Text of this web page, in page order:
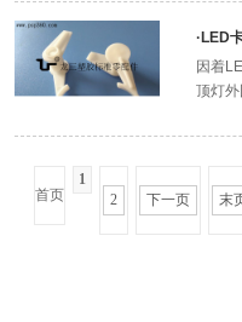
· LED
因着
顶灯
首页
1
2
下一页 末